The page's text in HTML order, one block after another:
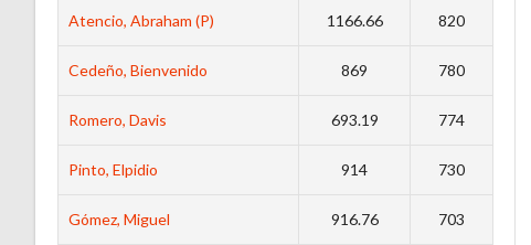
Atencio, Abraham (P) 1166.66 820
Cedeño, Bienvenido 869 780
Romero, Davis 693.19 774
Pinto, Elpidio 914 730
Gómez, Miguel 916.76 703